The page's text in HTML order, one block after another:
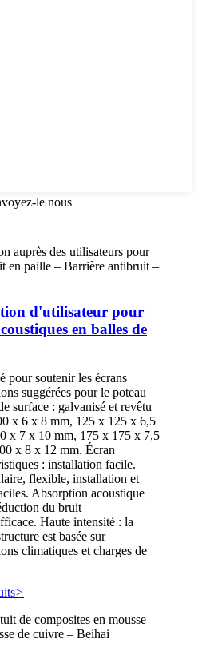
le nous
d'utilisateur pour
en balles de
pour soutenir les écrans
suggérées pour le poteau
surface : galvanisé et revêtu
x 6 x 8 mm, 125 x 125 x 6,5
x 7 x 10 mm, 175 x 175 x 7,5
x 8 x 12 mm. Écran
: installation facile.
flexible, installation et
Absorption acoustique
du bruit
Haute intensité : la
est basée sur
climatiques et charges de
>